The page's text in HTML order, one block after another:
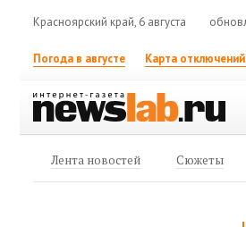
Красноярский край, 6 августа
Погода в августе Карта
Лента новостей Сюжеты